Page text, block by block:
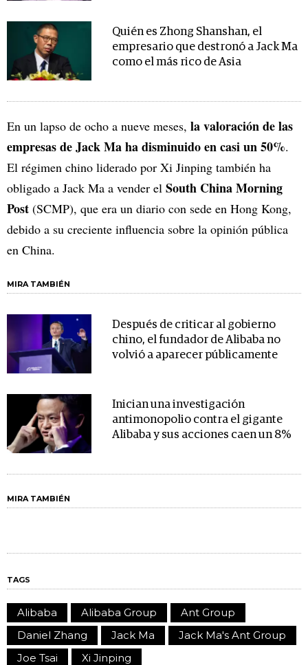
Quién es Zhong Shanshan, el
empresario que destronó a Jack Ma
como el más rico de Asia
En un lapso de ocho a nueve meses, la valoración de las
empresas de Jack Ma ha disminuido en casi un 50%.
El régimen chino liderado por Xi Jinping también ha
obligado a Jack Ma a vender el South China Morning
Post (SCMP), que era un diario con sede en Hong Kong,
debido a su creciente influencia sobre la opinión pública
en China.
MIRA TAMBIÉN
Después de criticar al gobierno
chino, el fundador de Alibaba no
volvió a aparecer públicamente
Inician una investigación
antimonopolio contra el gigante
Alibaba y sus acciones caen un 8%
MIRA TAMBIÉN
TAGS
Alibaba Alibaba Group
Ant Group
Daniel Zhang
Jack Ma
Jack Ma's Ant Group
Joe Tsai
Xi Jinping